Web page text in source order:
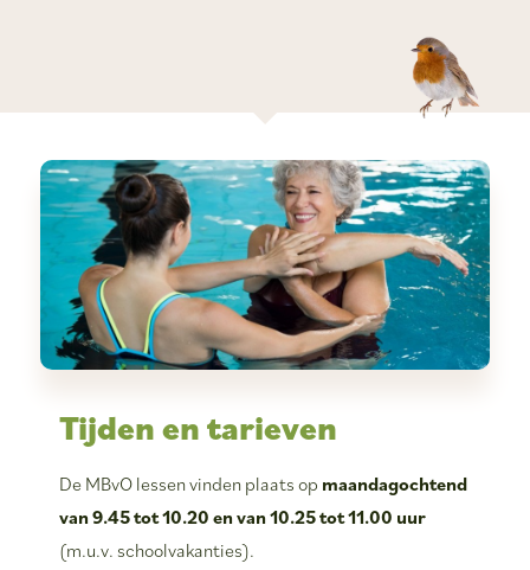
Tijden en tarieven
De MBvO lessen vinden plaats op maandagochtend
van 9.45 tot 10.20 en van 10.25 tot 11.00 uur
(m.u.v. schoolvakanties).